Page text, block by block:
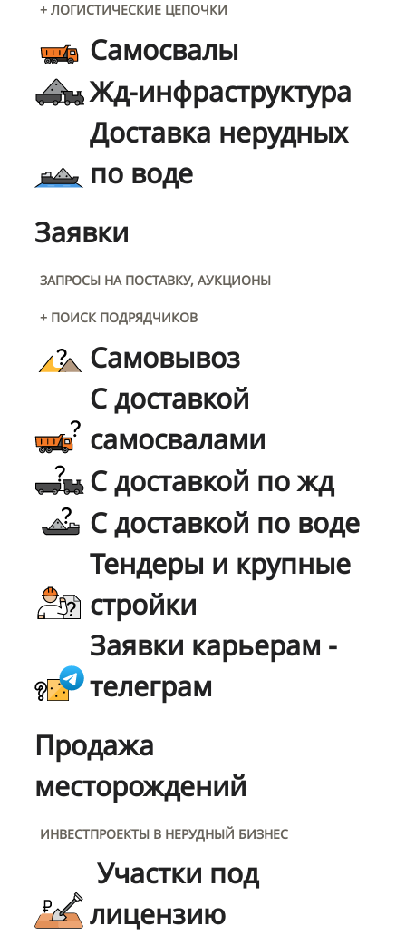
+ ЛОГИСТИЧЕСКИЕ ЦЕПОЧКИ
Самосвалы
Жд-инфраструктура
Доставка нерудных
по воде
Заявки
ЗАПРОСЫ НА ПОСТАВКУ, АУКЦИОНЫ
+ ПОИСК ПОДРЯДЧИКОВ
Самовывоз
С доставкой
самосвалами
С доставкой по жд
С доставкой по воде
Тендеры и крупные
стройки
Заявки карьерам -
телеграм
Продажа
месторождений
ИНВЕСТПРОЕКТЫ В НЕРУДНЫЙ БИЗНЕС
Участки под
лицензию